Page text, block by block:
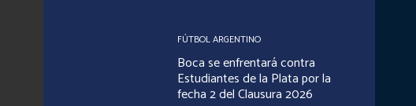
FÚTBOL ARGENTINO
Boca se enfrentará contra
Estudiantes de la Plata por la
fecha 2 del Clausura 2026